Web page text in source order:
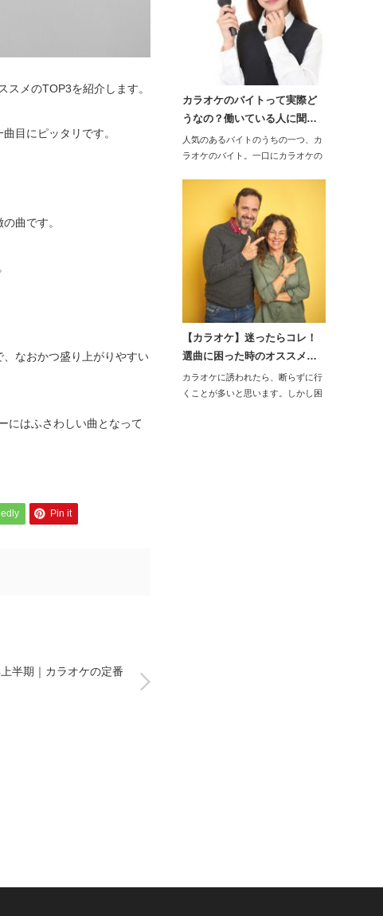
メのTOP3を紹介します。
目にピッタリです。
曲です。
なおかつ盛り上がりやすい
にはふさわしい曲となって
Pin it
上半期｜カラオケの定番
カラオケのバイトって実際ど
うなの？働いている人に聞…
人気のあるバイトのうちの一つ、カ
ラオケのバイト。一口にカラオケの
【カラオケ】迷ったらコレ！
選曲に困った時のオススメ…
カラオケに誘われたら、断らずに行
くことが多いと思います。しかし困